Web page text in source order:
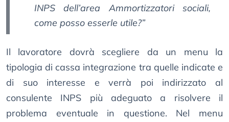
INPS dell’area Ammortizzatori sociali,
come posso esserle utile?”
Il lavoratore dovrà scegliere da un menu la
tipologia di cassa integrazione tra quelle indicate e
di suo interesse e verrà poi indirizzato al
consulente INPS più adeguato a risolvere il
problema eventuale in questione. Nel menu